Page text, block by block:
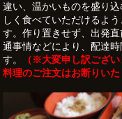
違い、温かいものを盛り
しく食べていただけるよ
す。作り置きせず、出発
通事情などにより、配達
す。
（※大変申し訳ござ
料理のご注文はお断りいた